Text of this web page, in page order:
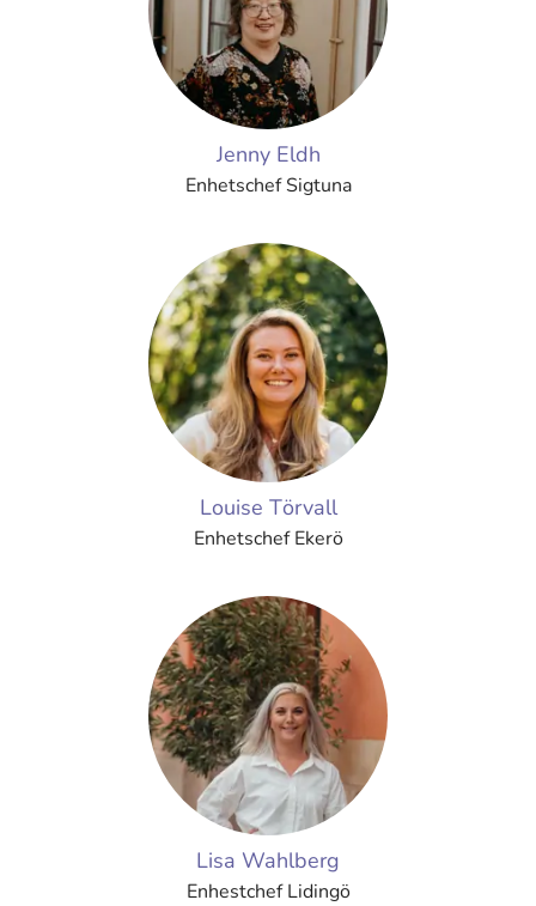
Jenny Eldh
Enhetschef Sigtuna
Louise Törvall
Enhetschef Ekerö
Lisa Wahlberg
Enhestchef Lidingö